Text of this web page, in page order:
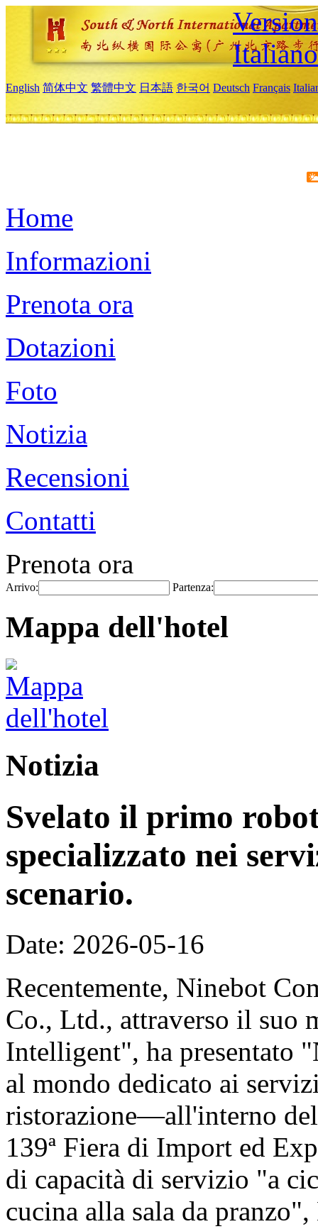
Italiano
English 简体中文 繁體中文 日本語 한국어 Deutsch Français
Home
Informazioni
Prenota ora
Dotazioni
Foto
Notizia
Recensioni
Contatti
Prenota ora
Arrivo: Partenza:
Mappa dell'hotel
Notizia
Svelato il primo
specializzato nei
scenario.
Date: 2026-05-16
Recentemente, Ninebot
Co., Ltd., attraverso il suo
Intelligent", ha
al mondo dedicato ai
ristorazione—all'interno
139ª Fiera di Import ed
di capacità di servizio "a
cucina alla sala da